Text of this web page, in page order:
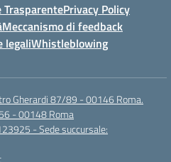
Privacy Policy
Meccanismo di feedback
legaliWhistleblowing
Gherardi 87/89 - 00146 Roma.
- 00148 Roma
- Sede succursale: